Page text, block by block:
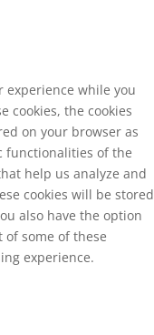
experience while you
cookies, the cookies
on your browser as
functionalities of the
help us analyze and
cookies will be stored
also have the option
some of these
experience.